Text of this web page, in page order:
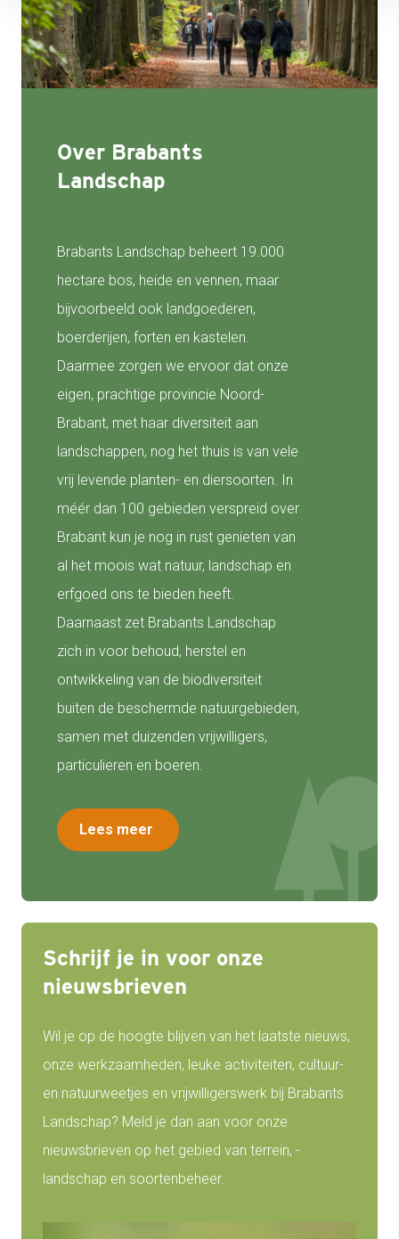
Over Brabants
Landschap
Brabants Landschap beheert 19.000
hectare bos, heide en vennen, maar
bijvoorbeeld ook landgoederen,
boerderijen, forten en kastelen.
Daarmee zorgen we ervoor dat onze
eigen, prachtige provincie Noord-
Brabant, met haar diversiteit aan
landschappen, nog het thuis is van vele
vrij levende planten- en diersoorten. In
méér dan 100 gebieden verspreid over
Brabant kun je nog in rust genieten van
al het moois wat natuur, landschap en
erfgoed ons te bieden heeft.
Daarnaast zet Brabants Landschap
zich in voor behoud, herstel en
ontwikkeling van de biodiversiteit
buiten de beschermde natuurgebieden,
samen met duizenden vrijwilligers,
particulieren en boeren.
Lees meer
Schrijf je in voor onze
nieuwsbrieven
Wil je op de hoogte blijven van het laatste nieuws,
onze werkzaamheden, leuke activiteiten, cultuur-
en natuurweetjes en vrijwilligerswerk bij Brabants
Landschap? Meld je dan aan voor onze
nieuwsbrieven op het gebied van terrein, -
landschap en soortenbeheer.